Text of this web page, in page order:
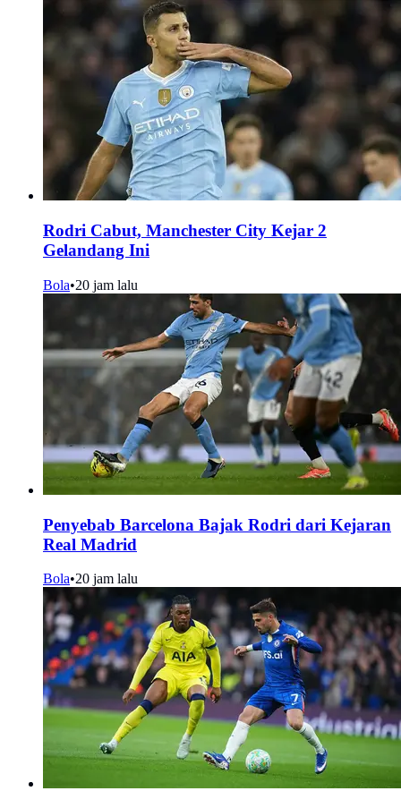
Rodri Cabut, Manchester City Kejar 2
Gelandang Ini
Bola•20 jam lalu
Penyebab Barcelona Bajak Rodri dari Kejaran
Real Madrid
Bola•20 jam lalu